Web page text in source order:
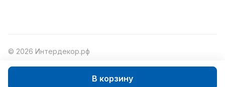
В корзину
© 2026 Интердекор.рф